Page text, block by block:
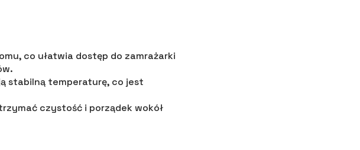
co ułatwia dostęp do zamrażarki
stabilną temperaturę, co jest
czystość i porządek wokół